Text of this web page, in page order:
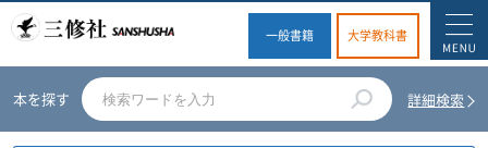
一般書籍 大学教科書
本を探す 詳細検索